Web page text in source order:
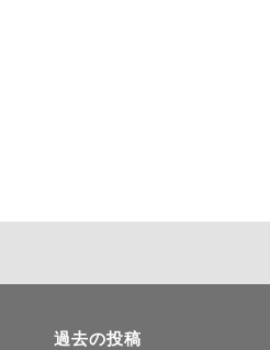
過去の投稿